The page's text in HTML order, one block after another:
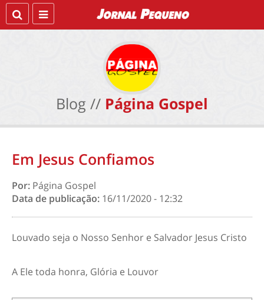
Blog // Página Gospel
Em Jesus Confiamos
Por: Página Gospel
Data de publicação: 16/11/2020 - 12:32
Louvado seja o Nosso Senhor e Salvador Jesus Cristo
A Ele toda honra, Glória e Louvor